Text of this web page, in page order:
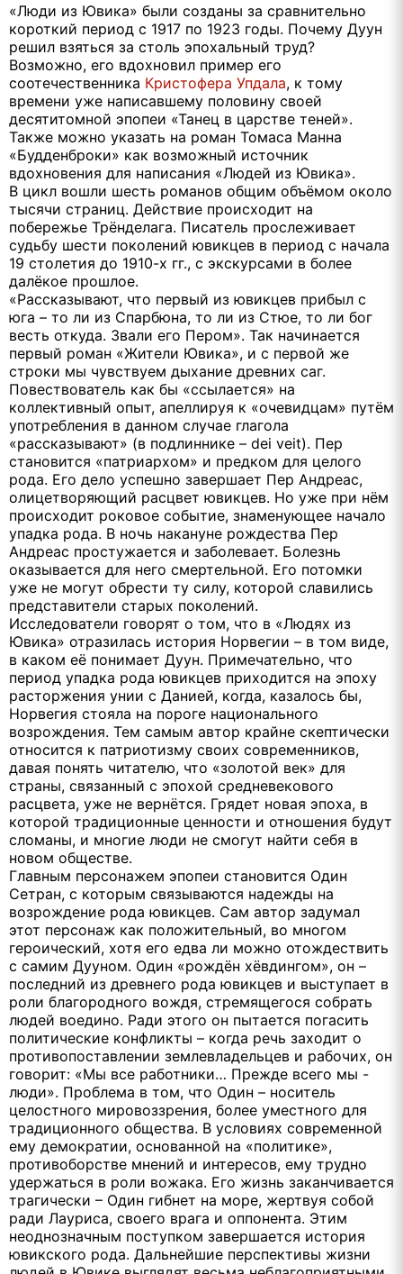
«Люди из Ювика» были созданы за сравнительно
короткий период с 1917 по 1923 годы. Почему Дуун
решил взяться за столь эпохальный труд?
Возможно, его вдохновил пример его
соотечественника Кристофера Упдала, к тому
времени уже написавшему половину своей
десятитомной эпопеи «Танец в царстве теней».
Также можно указать на роман Томаса Манна
«Будденброки» как возможный источник
вдохновения для написания «Людей из Ювика».
В цикл вошли шесть романов общим объёмом около
тысячи страниц. Действие происходит на
побережье Трёнделага. Писатель прослеживает
судьбу шести поколений ювикцев в период с начала
19 столетия до 1910-х гг., с экскурсами в более
далёкое прошлое.
«Рассказывают, что первый из ювикцев прибыл с
юга – то ли из Спарбюна, то ли из Стюе, то ли бог
весть откуда. Звали его Пером». Так начинается
первый роман «Жители Ювика», и с первой же
строки мы чувствуем дыхание древних саг.
Повествователь как бы «ссылается» на
коллективный опыт, апеллируя к «очевидцам» путём
употребления в данном случае глагола
«рассказывают» (в подлиннике – dei veit). Пер
становится «патриархом» и предком для целого
рода. Его дело успешно завершает Пер Андреас,
олицетворяющий расцвет ювикцев. Но уже при нём
происходит роковое событие, знаменующее начало
упадка рода. В ночь накануне рождества Пер
Андреас простужается и заболевает. Болезнь
оказывается для него смертельной. Его потомки
уже не могут обрести ту силу, которой славились
представители старых поколений.
Исследователи говорят о том, что в «Людях из
Ювика» отразилась история Норвегии – в том виде,
в каком её понимает Дуун. Примечательно, что
период упадка рода ювикцев приходится на эпоху
расторжения унии с Данией, когда, казалось бы,
Норвегия стояла на пороге национального
возрождения. Тем самым автор крайне скептически
относится к патриотизму своих современников,
давая понять читателю, что «золотой век» для
страны, связанный с эпохой средневекового
расцвета, уже не вернётся. Грядет новая эпоха, в
которой традиционные ценности и отношения будут
сломаны, и многие люди не смогут найти себя в
новом обществе.
Главным персонажем эпопеи становится Один
Сетран, с которым связываются надежды на
возрождение рода ювикцев. Сам автор задумал
этот персонаж как положительный, во многом
героический, хотя его едва ли можно отождествить
с самим Дууном. Один «рождён хёвдингом», он –
последний из древнего рода ювикцев и выступает в
роли благородного вождя, стремящегося собрать
людей воедино. Ради этого он пытается погасить
политические конфликты – когда речь заходит о
противопоставлении землевладельцев и рабочих, он
говорит: «Мы все работники… Прежде всего мы -
люди». Проблема в том, что Один – носитель
целостного мировоззрения, более уместного для
традиционного общества. В условиях современной
ему демократии, основанной на «политике»,
противоборстве мнений и интересов, ему трудно
удержаться в роли вожака. Его жизнь заканчивается
трагически – Один гибнет на море, жертвуя собой
ради Лауриса, своего врага и оппонента. Этим
неоднозначным поступком завершается история
ювикского рода. Дальнейшие перспективы жизни